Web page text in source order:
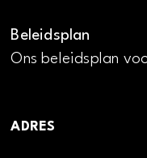
Beleidsplan
Ons beleidsplan
ADRES